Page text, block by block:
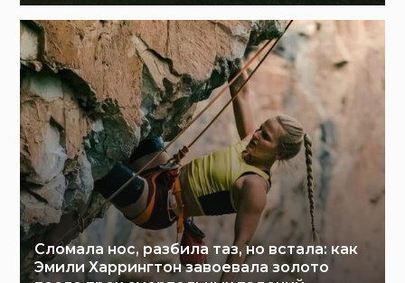
Сломала нос, разбила таз, но встала: как
Эмили Харрингтон завоевала золото